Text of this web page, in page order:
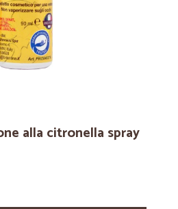
alla citronella spray